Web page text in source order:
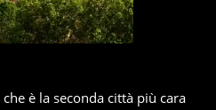
che è la seconda città più cara